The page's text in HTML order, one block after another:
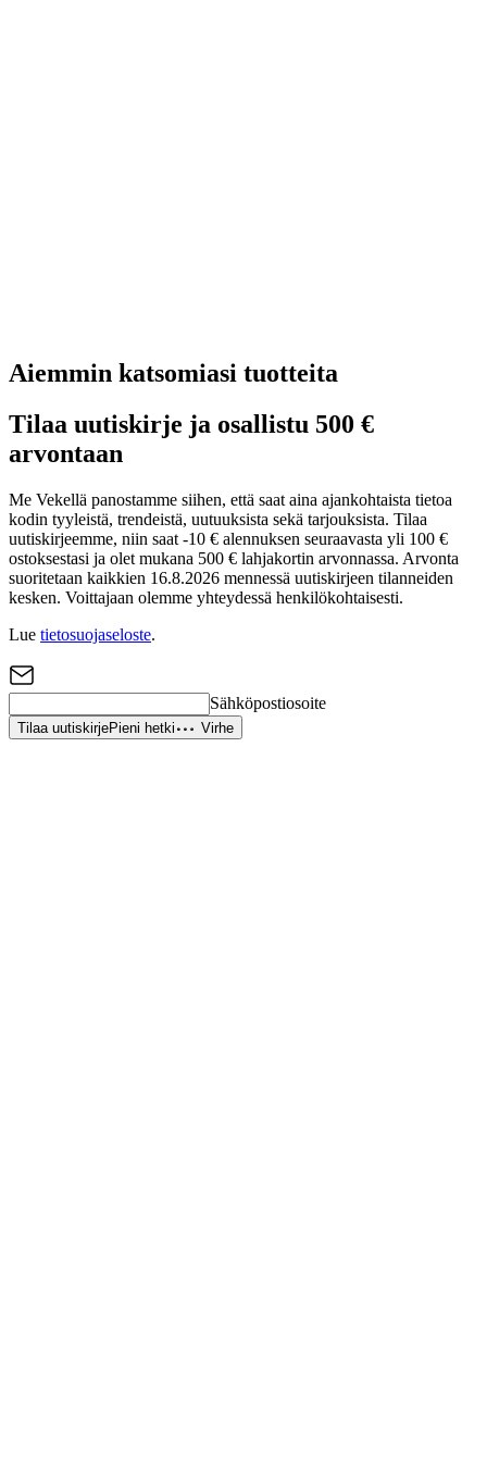
Aiemmin katsomiasi tuotteita
Tilaa uutiskirje ja osallistu 500 €
arvontaan
Me Vekellä panostamme siihen, että saat aina ajankohtaista tietoa
kodin tyyleistä, trendeistä, uutuuksista sekä tarjouksista. Tilaa
uutiskirjeemme, niin saat -10 € alennuksen seuraavasta yli 100 €
ostoksestasi ja olet mukana 500 € lahjakortin arvonnassa. Arvonta
suoritetaan kaikkien 16.8.2026 mennessä uutiskirjeen tilanneiden
kesken. Voittajaan olemme yhteydessä henkilökohtaisesti.
Lue tietosuojaseloste.
Sähköpostiosoite
Tilaa uutiskirjePieni hetki Virhe